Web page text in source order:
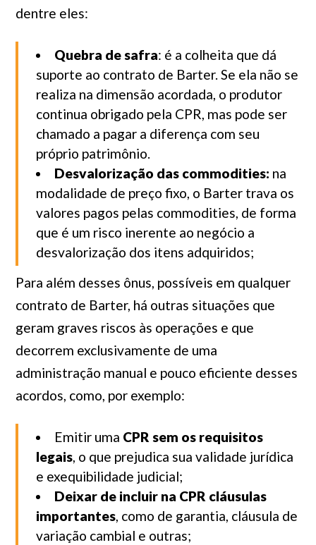
dentre eles:
Quebra de safra: é a colheita que dá
suporte ao contrato de Barter. Se ela não se
realiza na dimensão acordada, o produtor
continua obrigado pela CPR, mas pode ser
chamado a pagar a diferença com seu
próprio patrimônio.
Desvalorização das commodities: na
modalidade de preço fixo, o Barter trava os
valores pagos pelas commodities, de forma
que é um risco inerente ao negócio a
desvalorização dos itens adquiridos;
Para além desses ônus, possíveis em qualquer
contrato de Barter, há outras situações que
geram graves riscos às operações e que
decorrem exclusivamente de uma
administração manual e pouco eficiente desses
acordos, como, por exemplo:
Emitir uma CPR sem os requisitos
legais, o que prejudica sua validade jurídica
e exequibilidade judicial;
Deixar de incluir na CPR cláusulas
importantes, como de garantia, cláusula de
variação cambial e outras;